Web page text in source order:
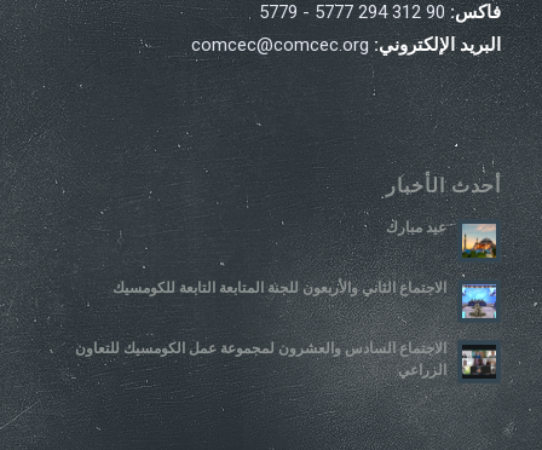
فاكس:90 312 294 5777 - 5779
البريد الإلكتروني: comcec@comcec.org
أحدث الأخبار
عيد مبارك
الاجتماع الثاني والأربعون للجنة المتابعة التابعة للكومسيك
الاجتماع السادس والعشرون لمجموعة عمل الكومسيك للتعاون
الزراعي